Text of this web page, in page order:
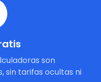
son
sin tarifas ocultas ni